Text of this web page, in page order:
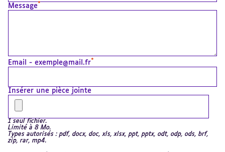
Message *
Email - exemple@mail.fr*
Insérer une pièce jointe
1 seul fichier.
Limité à 8 Mo.
Types autorisés : pdf, docx, doc, xls, xlsx, ppt, pptx, odt, odp, ods, brf,
zip, rar, mp4.